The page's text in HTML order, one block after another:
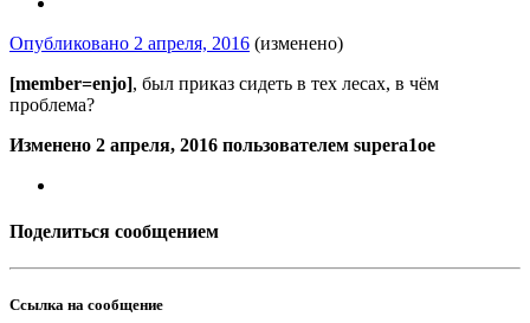
Опубликовано 2 апреля, 2016 (изменено)
[member=enjo], был приказ сидеть в тех лесах, в чём
проблема?
Изменено 2 апреля, 2016 пользователем supera1oe
Поделиться сообщением
Ссылка на сообщение